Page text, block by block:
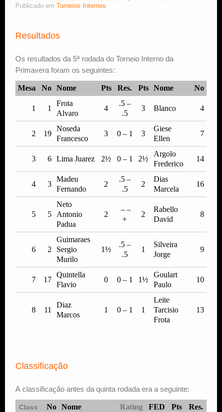
Publicado em
Torneios Internos
Resultados
Os resultados da 5ª rodada do Torneio Interno da
Primavera foram os seguintes:
Mesa No Nome Pts Res. Pts Nome No
1 1
Frota
Alvaro
4
.5 –
.5
3 Blanco 4
2 19
Noseda
Francesco
3 0 – 1 3
Giese
Ellen
7
3 6 Lima Juarez 2½ 0 – 1 2½
Argolo
Frederico
14
4 3
Madeu
Fernando
2
.5 –
.5
2
Dias
Marcela
16
5 5
Neto
Antonio
Padua
2
– –
+
2
Rabello
David
8
6 2
Guimaraes
Sergio
Murilo
1½
.5 –
.5
1
Silveira
Jorge
9
7 17
Quintella
Flavio
0 0 – 1 1½
Goulart
Paulo
10
8 11
Diaz
Marcos
1 0 – 1 1
Leite
Tarcisio
Frota
13
Classificação
A classificação antes da quinta rodada era a seguinte:
Class No Nome Rating FED Pts
Res.